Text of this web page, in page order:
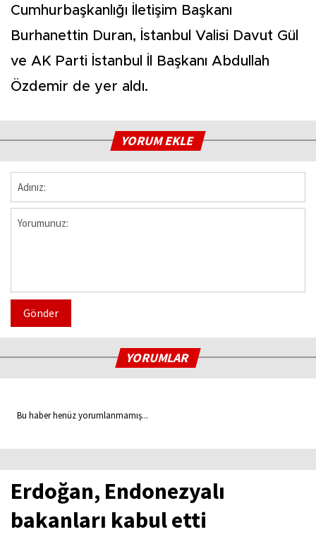
Cumhurbaşkanlığı İletişim Başkanı
Burhanettin Duran, İstanbul Valisi Davut Gül
ve AK Parti İstanbul İl Başkanı Abdullah
Özdemir de yer aldı.
YORUM EKLE
Gönder
YORUMLAR
Bu haber henüz yorumlanmamış...
Erdoğan, Endonezyalı
bakanları kabul etti